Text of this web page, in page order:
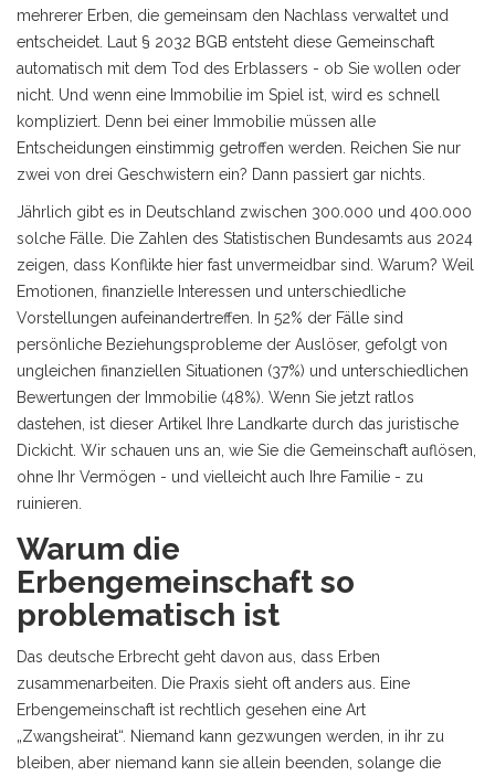
mehrerer Erben, die gemeinsam den Nachlass verwaltet und
entscheidet
Laut § 2032 BGB entsteht diese Gemeinschaft
automatisch mit dem Tod des Erblassers - ob Sie wollen oder
nicht. Und wenn eine Immobilie im Spiel ist, wird es schnell
kompliziert. Denn bei einer Immobilie müssen alle
Entscheidungen einstimmig getroffen werden. Reichen Sie nur
zwei von drei Geschwistern ein? Dann passiert gar nichts.
Jährlich gibt es in Deutschland zwischen 300.000 und 400.000
solche Fälle. Die Zahlen des Statistischen Bundesamts aus 2024
zeigen, dass Konflikte hier fast unvermeidbar sind. Warum? Weil
Emotionen, finanzielle Interessen und unterschiedliche
Vorstellungen aufeinandertreffen. In 52% der Fälle sind
persönliche Beziehungsprobleme der Auslöser, gefolgt von
ungleichen finanziellen Situationen (37%) und unterschiedlichen
Bewertungen der Immobilie (48%). Wenn Sie jetzt ratlos
dastehen, ist dieser Artikel Ihre Landkarte durch das juristische
Dickicht. Wir schauen uns an, wie Sie die Gemeinschaft auflösen,
ohne Ihr Vermögen - und vielleicht auch Ihre Familie - zu
ruinieren.
Warum die
Erbengemeinschaft so
problematisch ist
Das deutsche Erbrecht geht davon aus, dass Erben
zusammenarbeiten. Die Praxis sieht oft anders aus. Eine
Erbengemeinschaft ist rechtlich gesehen eine Art
„Zwangsheirat“. Niemand kann gezwungen werden, in ihr zu
bleiben, aber niemand kann sie allein beenden, solange die